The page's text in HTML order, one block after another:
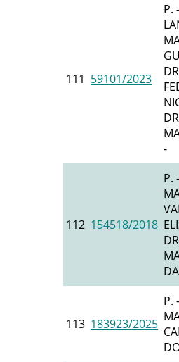
111 59101/2023
P.
-
112 154518/2018
P.
113 183923/2025
P.